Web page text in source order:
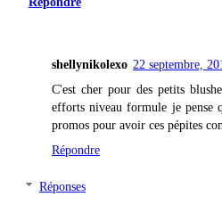
shellynikolexo 22 septembre,
C'est cher pour des petits
efforts niveau formule je pense
promos pour avoir ces pépites
Répondre
Réponses